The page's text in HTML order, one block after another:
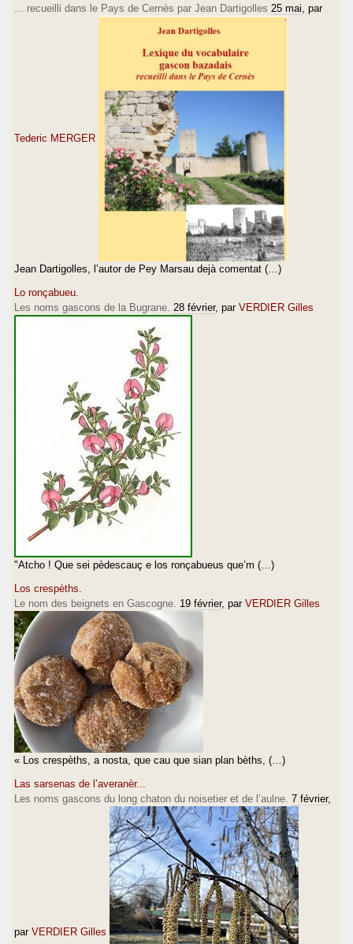
... recueilli dans le Pays de Cernès par Jean Dartigolles 25 mai , par
Tederic MERGER
Jean Dartigolles, l’autor de Pey Marsau dejà comentat (…)
Lo ronçabueu.
Les noms gascons de la Bugrane. 28 février, par VERDIER Gilles
"Atcho ! Que sei pèdescauç e los ronçabueus que’m (…)
Los crespèths.
Le nom des beignets en Gascogne. 19 février, par VERDIER Gilles
« Los crespèths, a nosta, que cau que sian plan bèths, (…)
Las sarsenas de l’averanèr...
Les noms gascons du long chaton du noisetier et de l’aulne. 7 février,
par VERDIER Gilles